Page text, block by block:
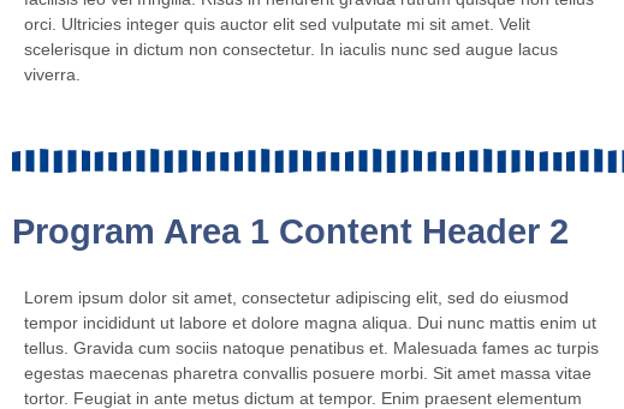
orci. Ultricies integer quis auctor elit sed vulputate mi sit amet. Velit
scelerisque in dictum non consectetur. In iaculis nunc sed augue lacus
viverra.
Program Area 1 Content Header 2
Lorem ipsum dolor sit amet, consectetur adipiscing elit, sed do eiusmod
tempor incididunt ut labore et dolore magna aliqua. Dui nunc mattis enim ut
tellus. Gravida cum sociis natoque penatibus et. Malesuada fames ac turpis
egestas maecenas pharetra convallis posuere morbi. Sit amet massa vitae
tortor. Feugiat in ante metus dictum at tempor. Enim praesent elementum